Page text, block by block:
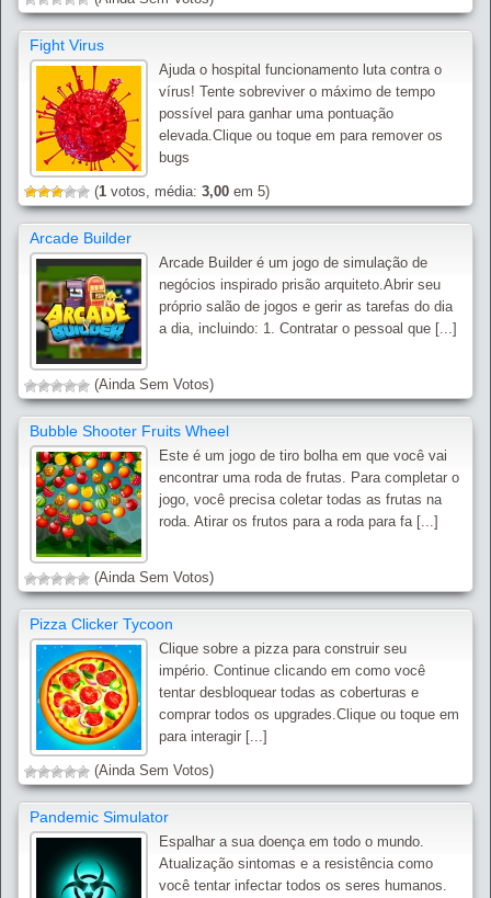
Fight Virus
Ajuda o hospital funcionamento luta contra o
vírus! Tente sobreviver o máximo de tempo
possível para ganhar uma pontuação
elevada.Clique ou toque em para remover os
bugs
(1 votos, média: 3,00 em 5)
Arcade Builder
Arcade Builder é um jogo de simulação de
negócios inspirado prisão arquiteto.Abrir seu
próprio salão de jogos e gerir as tarefas do dia
a dia, incluindo: 1. Contratar o pessoal que [...]
(Ainda Sem Votos)
Bubble Shooter Fruits Wheel
Este é um jogo de tiro bolha em que você vai
encontrar uma roda de frutas. Para completar o
jogo, você precisa coletar todas as frutas na
roda. Atirar os frutos para a roda para fa [...]
(Ainda Sem Votos)
Pizza Clicker Tycoon
Clique sobre a pizza para construir seu
império. Continue clicando em como você
tentar desbloquear todas as coberturas e
comprar todos os upgrades.Clique ou toque em
para interagir [...]
(Ainda Sem Votos)
Pandemic Simulator
Espalhar a sua doença em todo o mundo.
Atualização sintomas e a resistência como
você tentar infectar todos os seres humanos.